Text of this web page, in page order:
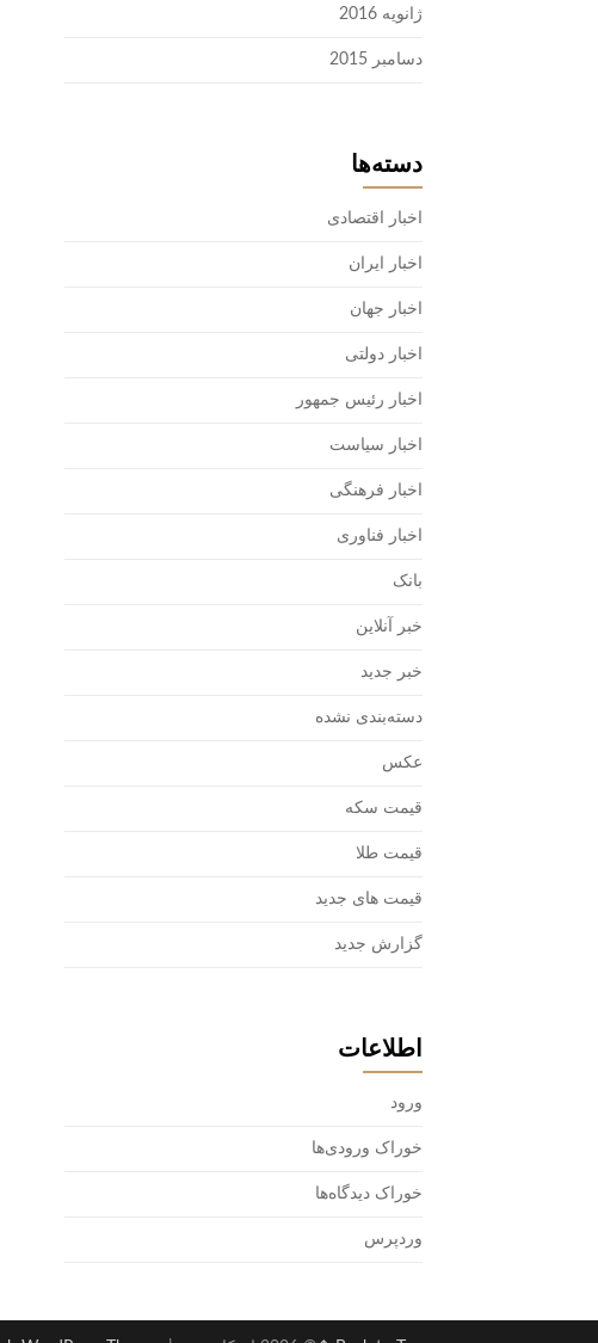
ژانویه 2016
دسامبر 2015
دسته‌ها
اخبار اقتصادی
اخبار ایران
اخبار جهان
اخبار دولتی
اخبار رئیس جمهور
اخبار سیاست
اخبار فرهنگی
اخبار فناوری
بانک
خبر آنلاین
خبر جدید
دسته‌بندی نشده
عکس
قیمت سکه
قیمت طلا
قیمت های جدید
گزارش جدید
اطلاعات
ورود
خوراک ورودی‌ها
خوراک دیدگاه‌ها
وردپرس